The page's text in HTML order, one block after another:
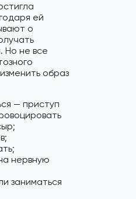
ей
о
Но не все
образ
— приступ
нервную
заниматься